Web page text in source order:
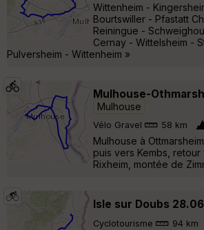
Wittenheim -
Bourtswiller - Pfastatt
Reiningue -
Cernay - Wittelsheim -
Pulversheim - Wittenheim »
Mulhouse-
Mulhouse
Vélo Gravel 58 km
Mulhouse à
puis vers Kembs, retour
Rixheim, montée de
Isle sur Doubs
Cyclotourisme 94 km